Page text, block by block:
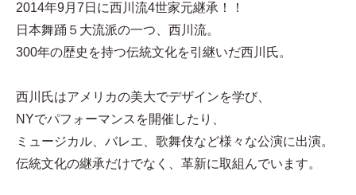
2014年9月7日に西川流4世家元継承！！
日本舞踊５大流派の一つ、西川流。
300年の歴史を持つ伝統文化を引継いだ西川氏。
西川氏はアメリカの美大でデザインを学び、
NYでパフォーマンスを開催したり、
ミュージカル、バレエ、歌舞伎など様々な公演に出演。
伝統文化の継承だけでなく、革新に取組んでいます。